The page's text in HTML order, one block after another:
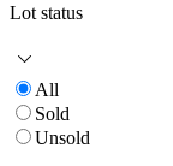
Lot status
All
Sold
Unsold